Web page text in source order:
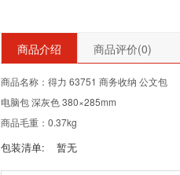
商品介绍 商品评价(0)
商品名称：得力 63751 商务收纳 公文包
电脑包 深灰色 380×285mm
商品毛重：0.37kg
包装清单: 暂无